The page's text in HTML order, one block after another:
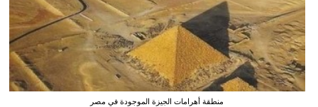
منطقة أهرامات الجيزة الموجودة في مصر